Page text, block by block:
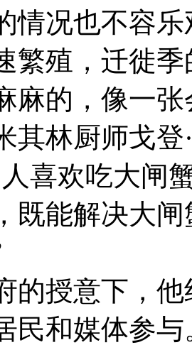
况也不容乐
繁殖，迁徙
麻的，像一
林厨师戈登·
喜欢吃大闸
既能解决大
授意下，他
民和媒体参